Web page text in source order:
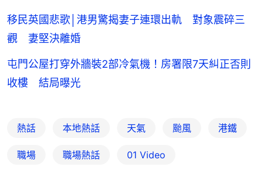
移民英國悲歌│港男驚揭妻子連環出軌 對象震碎三
觀 妻堅決離婚
屯門公屋打穿外牆裝2部冷氣機！房署限7天糾正否則
收樓 結局曝光
熱話 本地熱話 天氣 颱風 港鐵
職場 職場熱話 01 Video